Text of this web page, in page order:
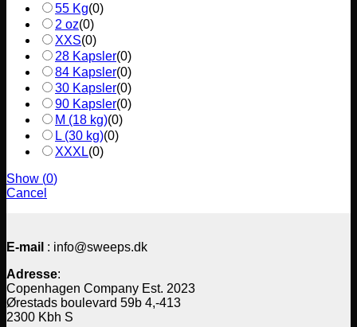
55 Kg(0)
2 oz(0)
XXS(0)
28 Kapsler(0)
84 Kapsler(0)
30 Kapsler(0)
90 Kapsler(0)
M (18 kg)(0)
L (30 kg)(0)
XXXL(0)
Show (0)
Cancel
E-mail : info@sweeps.dk
Adresse:
Copenhagen Company Est. 2023
Ørestads boulevard 59b 4,-413
2300 Kbh S